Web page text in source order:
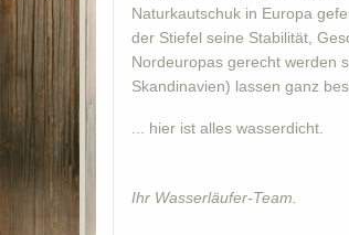
Naturkautschuk in Europa
der Stiefel seine Stabilität,
Nordeuropas gerecht werden
Skandinavien) lassen ganz
... hier ist alles wasserdicht.
Ihr Wasserläufer-Team.